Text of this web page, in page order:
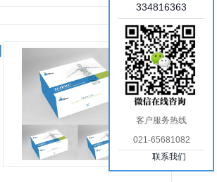
334816363
客户服务热线
021-65681082
联系我们